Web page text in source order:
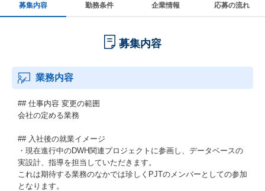
募集内容 勤務条件 企業情報 応募の流れ
募集内容
業務内容
## 仕事内容 変更の範囲
会社の定める業務
## 入社後の就業イメージ
・現在進行中のDWH関連プロジェクトに参画し、データベースの
実設計、指導を担当していただきます。
これは期待する業務のなかでは珍しくPJTのメンバーとしての参加
となります。